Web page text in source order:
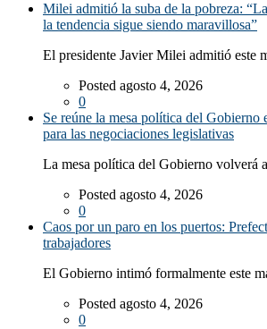
Milei admitió la suba de la pobreza:
la tendencia sigue siendo maravillosa”
El presidente Javier Milei admitió este
Posted agosto 4, 2026
0
Se reúne la mesa política del Gobierno
para las negociaciones legislativas
La mesa política del Gobierno volverá
Posted agosto 4, 2026
0
Caos por un paro en los puertos:
trabajadores
El Gobierno intimó formalmente este
Posted agosto 4, 2026
0